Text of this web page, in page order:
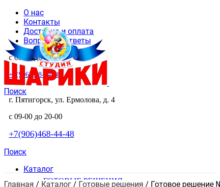
О нас
Контакты
Доставка и оплата
Вопросы и ответы
с 09-00 до 20-00
+7(906)468-44-48
Поиск
г. Пятигорск, ул. Ермолова, д. 4
с 09-00 до 20-00
+7(906)468-44-48
Поиск
Каталог
ГОТОВЫЕ РЕШЕНИЯ
Главная / Каталог / Готовые решения / Готовое